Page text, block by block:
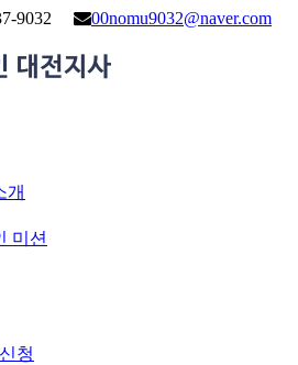
9032 00nomu9032@naver.com
개
미션
청